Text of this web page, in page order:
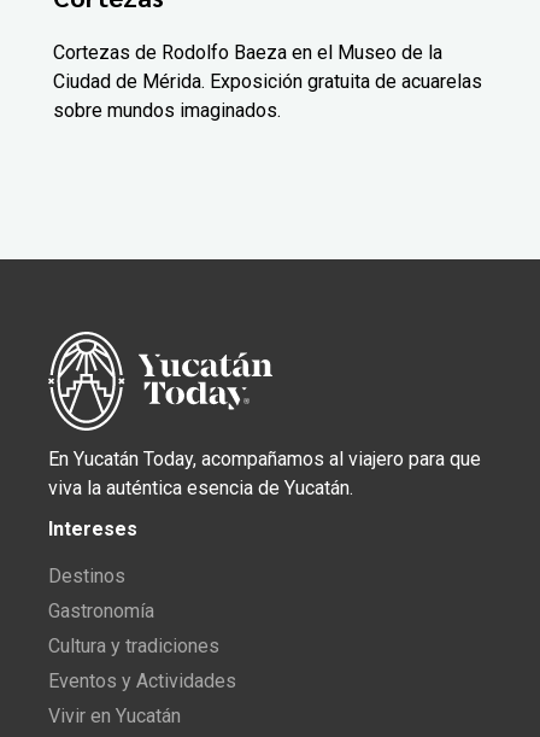
Cortezas de Rodolfo Baeza en el Museo de la
Ciudad de Mérida. Exposición gratuita de acuarelas
sobre mundos imaginados.
En Yucatán Today, acompañamos al viajero para que
viva la auténtica esencia de Yucatán.
Intereses
Destinos
Gastronomía
Cultura y tradiciones
Eventos y Actividades
Vivir en Yucatán